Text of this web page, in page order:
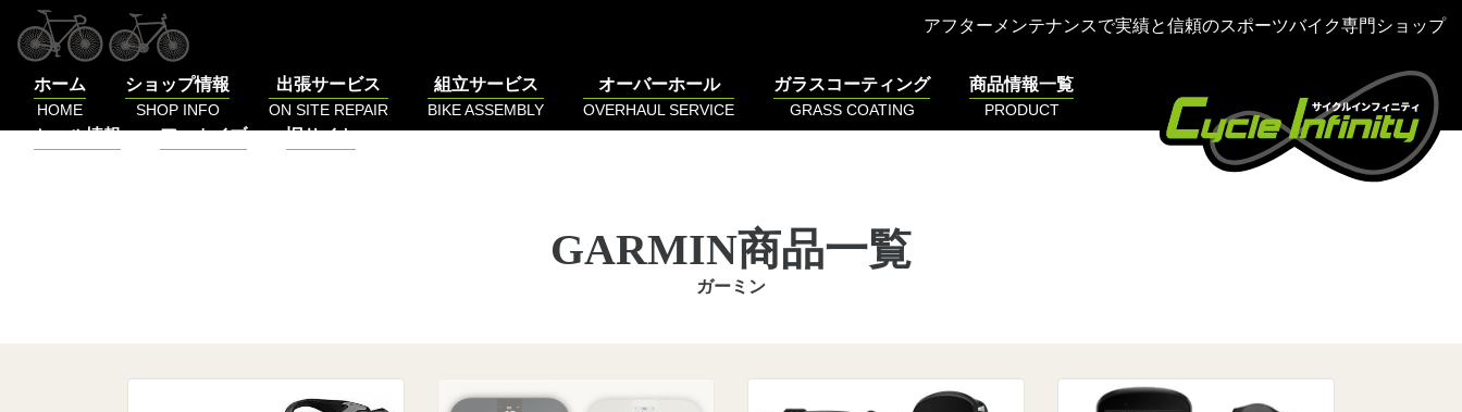
アフターメンテナンスで実績と信頼のスポーツバイク専門ショップ
ホーム
HOME
ショップ情報
SHOP INFO
出張サービス
ON SITE REPAIR
組立サービス
BIKE ASSEMBLY
オーバーホール
OVERHAUL SERVICE
ガラスコーティング
GRASS COATING
商品情報一覧
PRODUCT
セール情報 アーカイブ 旧サイト
GARMIN商品一覧
ガーミン